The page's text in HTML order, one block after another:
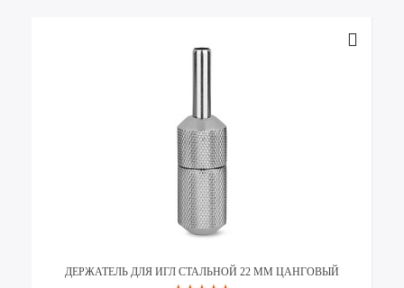
ДЕРЖАТЕЛЬ ДЛЯ ИГЛ СТАЛЬНОЙ 22 ММ ЦАНГОВЫЙ